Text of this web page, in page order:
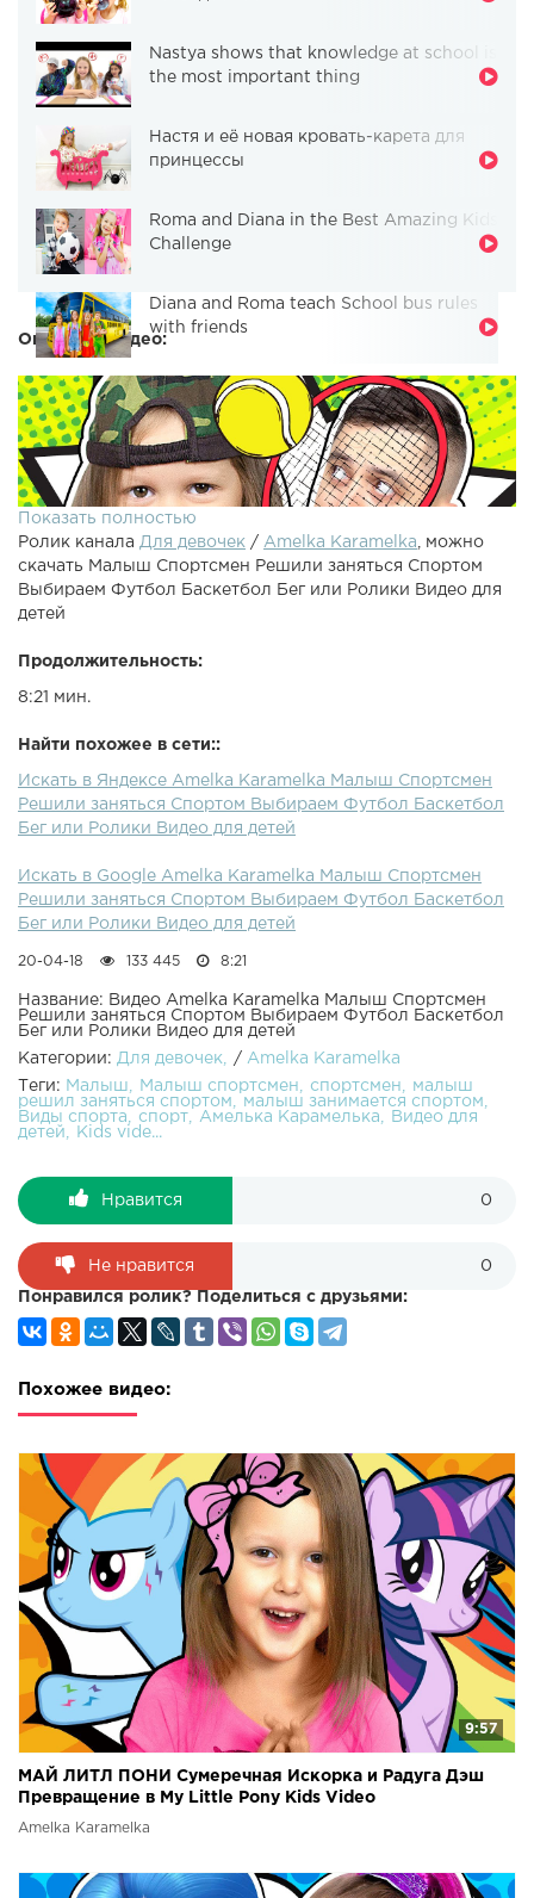
Nastya shows that knowledge at school is
the most important thing
Настя и её новая кровать-карета для
принцессы
Roma and Diana in the Best Amazing Kids
Challenge
Diana and Roma teach School bus rules
with friends
Описание видео:
детейАмелька хочет играть. Папа предлагает заняться
Играем в футбол, баскетбол, бег и прыжки с места.
Роликовые коньки и бадминтон. Спорт это тяжело и
сложно. Amelka Karamelka в ???? Instagram ????
на прогулку Зимний комбинезон или Шорты с майкой?
Выбираем наряд Видео для детей ...МИННИ МАУС Повар
Кто заказывал вафли Мама не хочет идти в Вафельную
Сумеречная Искорка Игровые наборы My Little Pony
ШИММЕР И ШАЙН Амелька в роли Шиммер Волшебная
лайки ???? и подписывайтесь на мой канал! ❤️ Подписка
на Канал ???? Amelka Karamelka???? Партнерка как у
меня ⚠️
Показать полностью
Ролик канала Для девочек / Amelka Karamelka , можно
скачать Малыш Спортсмен Решили заняться Спортом
Выбираем Футбол Баскетбол Бег или Ролики Видео для
детей
Продолжительность:
8:21 мин.
Найти похожее в сети::
Искать в Яндексе Amelka Karamelka Малыш Спортсмен
Решили заняться Спортом Выбираем Футбол Баскетбол
Бег или Ролики Видео для детей
Искать в Google Amelka Karamelka Малыш Спортсмен
Решили заняться Спортом Выбираем Футбол Баскетбол
Бег или Ролики Видео для детей
20-04-18 133 445 8:21
Название: Видео Amelka Karamelka Малыш Спортсмен
Решили заняться Спортом Выбираем Футбол Баскетбол
Бег или Ролики Видео для детей
Категории: Для девочек / Amelka Karamelka
Теги:
Малыш Малыш спортсмен спортсмен
малыш
решил заняться спортом
малыш занимается спортом
Виды спорта
спорт Амелька Карамелька
Видео для
детей
Kids vide...
Нравится 0
Не нравится 0
Понравился ролик? Поделиться с друзьями:
Похожее видео:
9:57
МАЙ ЛИТЛ ПОНИ Сумеречная Искорка и Радуга Дэш
Превращение в My Little Pony Kids Video
Amelka Karamelka